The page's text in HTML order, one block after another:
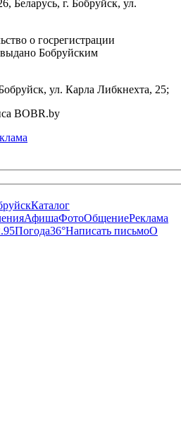
Беларусь, г. Бобруйск, ул.
о госрегистрации
Бобруйским
ул. Карла Либкнехта, 25;
BOBR.by
Каталог
АфишаФотоОбщениеРеклама
Погода36°Написать письмоО